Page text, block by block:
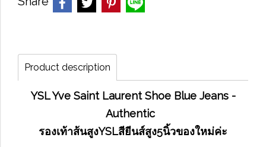
Product description
YSL Yve Saint Laurent Shoe Blue Jeans -
Authentic
รองเท้าส้นสูงYSLสียีนส์สูง5นิ้วของใหม่ค่ะ